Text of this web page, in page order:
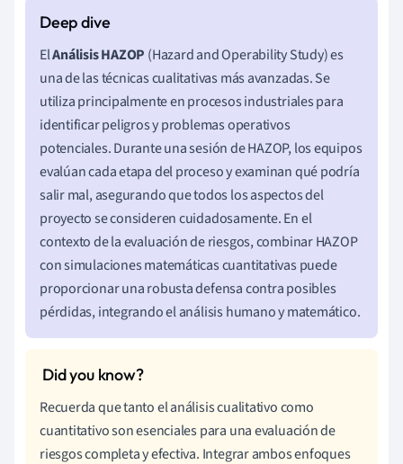
ElAnálisis HAZOP (Hazard and Operability Study) es
una de las técnicas cualitativas más avanzadas. Se
utiliza principalmente en procesos industriales para
identificar peligros y problemas operativos
potenciales. Durante una sesión de HAZOP, los equipos
evalúan cada etapa del proceso y examinan qué podría
salir mal, asegurando que todos los aspectos del
proyecto se consideren cuidadosamente. En el
contexto de la evaluación de riesgos, combinar HAZOP
con simulaciones matemáticas cuantitativas puede
proporcionar una robusta defensa contra posibles
pérdidas, integrando el análisis humano y matemático.
Recuerda que tanto el análisis cualitativo como
cuantitativo son esenciales para una evaluación de
riesgos completa y efectiva. Integrar ambos enfoques